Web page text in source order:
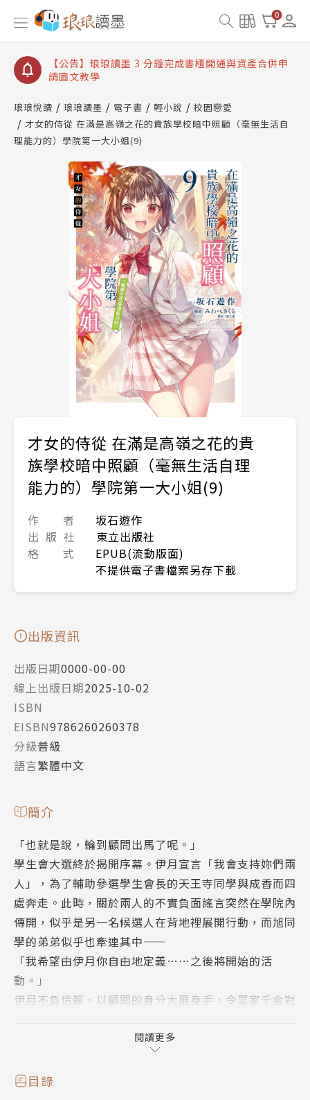
0
【公告】琅琅讀墨數位閱讀資產合併與書櫃開通申請
【公告】琅琅讀墨書櫃開通常見問題
【公告】琅琅讀墨 3 分鐘完成書櫃開通與資產合併申
請圖文教學
查詢
【公告】琅琅讀墨數位閱讀資產合併與書櫃開通申請
琅琅悅讀 琅琅讀墨 電子書 輕小說
校園戀愛
才女的侍從 在滿是高嶺之花的貴族學校暗中照顧（毫無生活自
理能力的）學院第一大小姐(9)
才女的侍從 在滿是高嶺之花的貴
族學校暗中照顧（毫無生活自理
能力的）學院第一大小姐(9)
作 者
坂石遊作
出 版 社
東立出版社
格 式
EPUB(流動版面)
不提供電子書檔案另存下載
出版資訊
出版日期0000-00-00
線上出版日期2025-10-02
ISBN
EISBN9786260260378
分級普級
語言繁體中文
簡介
「也就是說，輪到顧問出馬了呢。」
學生會大選終於揭開序幕。伊月宣言「我會支持妳們兩
人」，為了輔助參選學生會長的天王寺同學與成香而四
處奔走。此時，關於兩人的不實負面謠言突然在學院內
傳開，似乎是另一名候選人在背地裡展開行動，而旭同
學的弟弟似乎也牽連其中――
「我希望由伊月你自由地定義……之後將開始的活
動。」
伊月不負信賴，以顧問的身分大展身手，令眾家千金對
閱讀更多
目錄